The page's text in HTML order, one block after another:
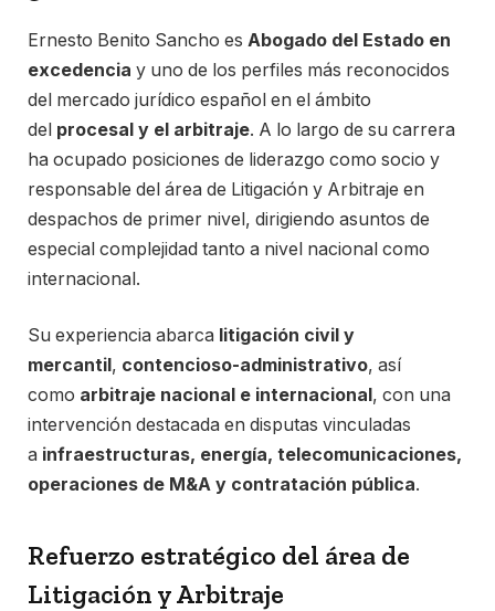
Ernesto Benito Sancho es Abogado del Estado en
excedencia y uno de los perfiles más reconocidos
del mercado jurídico español en el ámbito
del procesal y el arbitraje. A lo largo de su carrera
ha ocupado posiciones de liderazgo como socio y
responsable del área de Litigación y Arbitraje en
despachos de primer nivel, dirigiendo asuntos de
especial complejidad tanto a nivel nacional como
internacional.
Su experiencia abarca litigación civil y
mercantil , contencioso-administrativo, así
como arbitraje nacional e internacional , con una
intervención destacada en disputas vinculadas
a infraestructuras, energía, telecomunicaciones,
operaciones de M&A y contratación pública.
Refuerzo estratégico del área de
Litigación y Arbitraje